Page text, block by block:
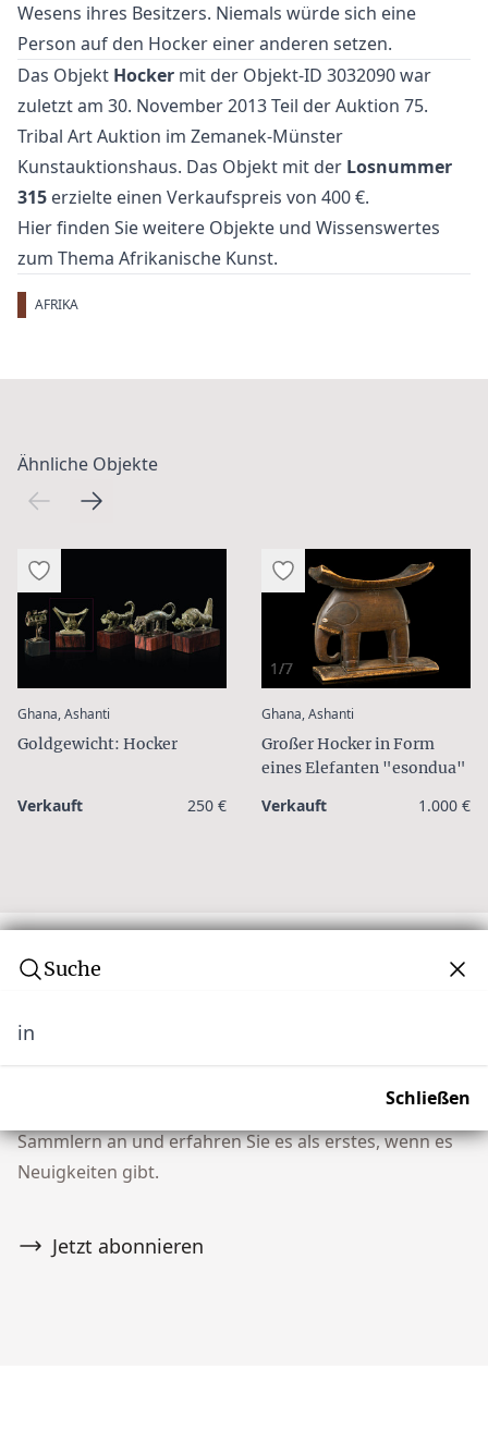
Wesens ihres Besitzers. Niemals würde sich eine
Person auf den Hocker einer anderen setzen.
Das Objekt Hocker mit der Objekt-ID 3032090 war
zuletzt am 30. November 2013 Teil der Auktion 75.
Tribal Art Auktion im Zemanek-Münster
Kunstauktionshaus. Das Objekt mit der Losnummer
315 erzielte einen Verkaufspreis von 400 €.
Hier finden Sie weitere Objekte und Wissenswertes
zum Thema Afrikanische Kunst.
AFRIKA
Ähnliche Objekte
Ghana, Ashanti
Goldgewicht: Hocker
Verkauft 250 €
1/7
Ghana, Ashanti
Großer Hocker in Form
eines Elefanten "esondua"
Verkauft 1.000 €
Suche
in
Schließen
Abonnieren Sie unseren Newsletter
unserer Community von über 10.000 Tribal Art
Sammlern an und erfahren Sie es als erstes, wenn es
Neuigkeiten gibt.
Jetzt abonnieren